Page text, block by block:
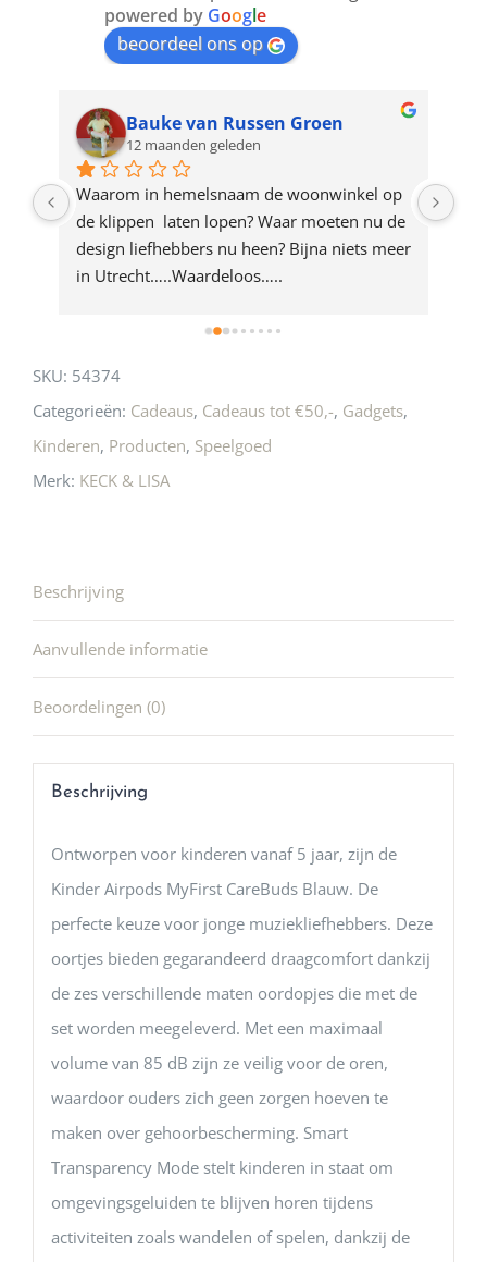
product
powered by Google
beoordeel ons op
Bauke van Russen Groen
12 maanden geleden
Waarom in hemelsnaam de woonwinkel op
de klippen  laten lopen? Waar moeten nu de
design liefhebbers nu heen? Bijna niets meer
in Utrecht…..Waardeloos…..
SKU: 54374
Categorieën: Cadeaus, Cadeaus tot €50,-, Gadgets,
Kinderen, Producten, Speelgoed
Merk: KECK & LISA
Beschrijving
Aanvullende informatie
Beoordelingen (0)
Beschrijving
Ontworpen voor kinderen vanaf 5 jaar, zijn de
Kinder Airpods MyFirst CareBuds Blauw. De
perfecte keuze voor jonge muziekliefhebbers. Deze
oortjes bieden gegarandeerd draagcomfort dankzij
de zes verschillende maten oordopjes die met de
set worden meegeleverd. Met een maximaal
volume van 85 dB zijn ze veilig voor de oren,
waardoor ouders zich geen zorgen hoeven te
maken over gehoorbescherming. Smart
Transparency Mode stelt kinderen in staat om
omgevingsgeluiden te blijven horen tijdens
activiteiten zoals wandelen of spelen, dankzij de